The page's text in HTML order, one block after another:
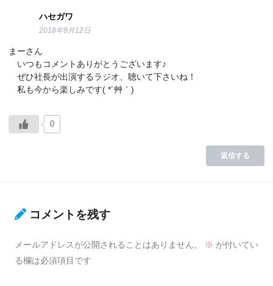
ハセガワ
2018年9月12日
まーさん
いつもコメントありがとうございます♪
ぜひ社長が出演するラジオ、聴いて下さいね！
私も今から楽しみです( *´艸｀)
0
返信する
コメントを残す
メールアドレスが公開されることはありません。 ※ が付いてい
る欄は必須項目です